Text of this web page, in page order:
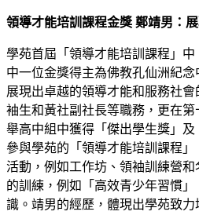
領導才能培訓課程金獎 鄭靖男：
學苑首屆「領導才能培訓課程」
中一位金獎得主為佛教孔仙洲紀念
展現出卓越的領導才能和服務社
袖生和黃社副社長等職務，更在
舉高中組中獲得「傑出學生獎」
參與學苑的「領導才能培訓課程
活動，例如工作坊、領袖訓練營
的訓練，例如「高效青少年習慣
識。靖男的經歷，體現出學苑致